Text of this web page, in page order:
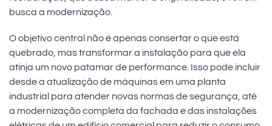
busca a modernização.
O objetivo central não é apenas consertar o que está
quebrado, mas transformar a instalação para que ela
atinja um novo patamar de performance. Isso pode incluir
desde a atualização de máquinas em uma planta
industrial para atender novas normas de segurança, até
a modernização completa da fachada e das instalações